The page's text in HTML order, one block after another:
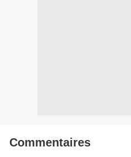
Commentaires